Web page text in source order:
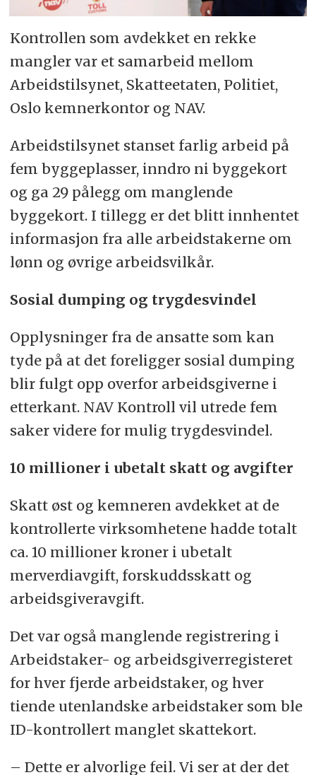
Kontrollen som avdekket en rekke
mangler var et samarbeid mellom
Arbeidstilsynet, Skatteetaten, Politiet,
Oslo kemnerkontor og NAV.
Arbeidstilsynet stanset farlig arbeid på
fem byggeplasser, inndro ni byggekort
og ga 29 pålegg om manglende
byggekort. I tillegg er det blitt innhentet
informasjon fra alle arbeidstakerne om
lønn og øvrige arbeidsvilkår.
Sosial dumping og trygdesvindel
Opplysninger fra de ansatte som kan
tyde på at det foreligger sosial dumping
blir fulgt opp overfor arbeidsgiverne i
etterkant. NAV Kontroll vil utrede fem
saker videre for mulig trygdesvindel.
10 millioner i ubetalt skatt og avgifter
Skatt øst og kemneren avdekket at de
kontrollerte virksomhetene hadde totalt
ca. 10 millioner kroner i ubetalt
merverdiavgift, forskuddsskatt og
arbeidsgiveravgift.
Det var også manglende registrering i
Arbeidstaker- og arbeidsgiverregisteret
for hver fjerde arbeidstaker, og hver
tiende utenlandske arbeidstaker som ble
ID-kontrollert manglet skattekort.
– Dette er alvorlige feil. Vi ser at der det